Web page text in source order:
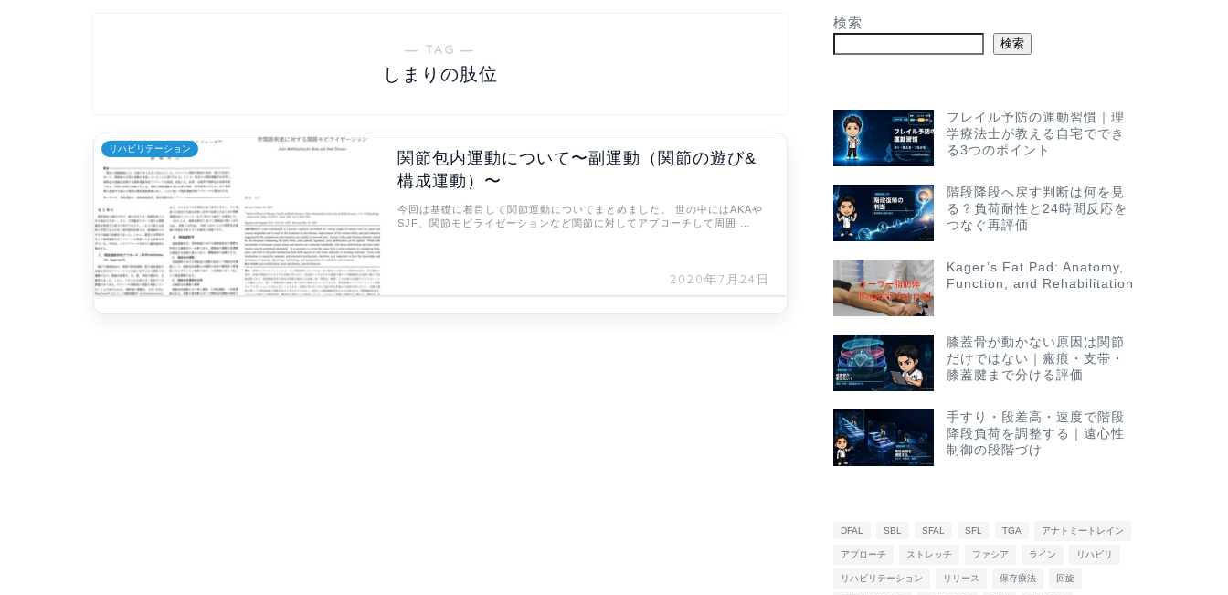
― TAG ―
しまりの肢位
リハビリテーション
関節包内運動について〜副運動（関節の遊び&
構成運動）〜
2020年7月24日
今回は基礎に着目して関節運動についてまとめました。 世の中にはAKAや
SJF、関節モビライゼーションなど関節に対してアプローチして周囲 …
検索
検索
フレイル予防の運動習慣｜理
学療法士が教える自宅ででき
る3つのポイント
階段降段へ戻す判断は何を見
る？負荷耐性と24時間反応を
つなぐ再評価
Kager’s Fat Pad: Anatomy,
Function, and Rehabilitation
膝蓋骨が動かない原因は関節
だけではない｜瘢痕・支帯・
膝蓋腱まで分ける評価
手すり・段差高・速度で階段
降段負荷を調整する｜遠心性
制御の段階づけ
DFAL SBL SFAL SFL TGA アナトミートレイン
アプローチ ストレッチ ファシア ライン リハビリ
リハビリテーション リリース 保存療法 回旋